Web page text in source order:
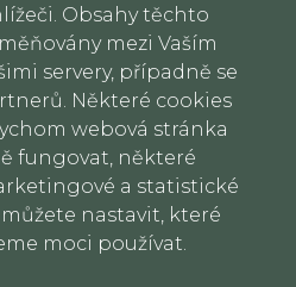
Obsahy těchto
mezi Vaším
servery, případně se
Některé cookies
webová stránka
fungovat, některé
a statistické
nastavit, které
moci používat.